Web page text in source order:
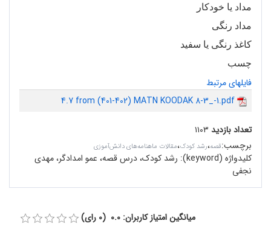
مداد یا خودکار
مداد رنگی
کاغذ رنگی یا سفید
چسب
فایلهای مرتبط
4.7 from (401-402) MATN KOODAK 8-3_-1.pdf
تعداد بازدید ۱۱۰۳
برچسب:قصه،رشد کودک،مقالات ماهنامه‌های دانش‌آموزی
کلیدواژه (keyword):
رشد کودک، درس قصه، عمو امدادگر، مهدی
نجفی
میانگین امتیاز کاربران: 0.0 (0 رای)